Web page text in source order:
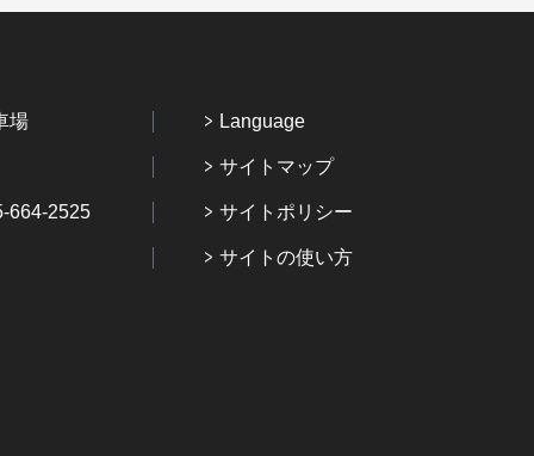
場
664-2525
Language
サイトマップ
サイトポリシー
サイトの使い方